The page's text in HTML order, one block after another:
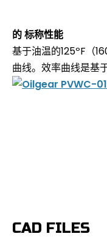
的 标称性能
基于油温的125ºF（
曲线。效率曲线是基
CAD FILES